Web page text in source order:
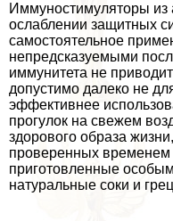
Иммуностимуляторы
ослаблении защитных
самостоятельное
непредсказуемыми
иммунитета не
допустимо далеко не
эффективнее
прогулок на свежем
здорового образа
проверенных
приготовленные
натуральные соки и